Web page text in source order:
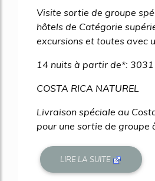
Visite sortie de groupe
hôtels de Catégorie
excursions et toutes avec
14 nuits à partir de*: 3031
COSTA RICA NATUREL
Livraison spéciale au
pour une sortie de groupe
LIRE LA SUITE